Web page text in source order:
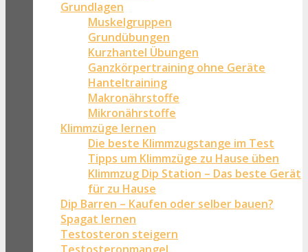
Grundlagen
Muskelgruppen
Grundübungen
Kurzhantel Übungen
Ganzkörpertraining ohne Geräte
Hanteltraining
Makronährstoffe
Mikronährstoffe
Klimmzüge lernen
Die beste Klimmzugstange im Test
Tipps um Klimmzüge zu Hause üben
Klimmzug Dip Station – Das beste Gerät
für zu Hause
Dip Barren – Kaufen oder selber bauen?
Spagat lernen
Testosteron steigern